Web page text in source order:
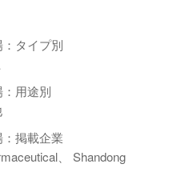
タイプ別
用途別
掲載企業
、 Shandong